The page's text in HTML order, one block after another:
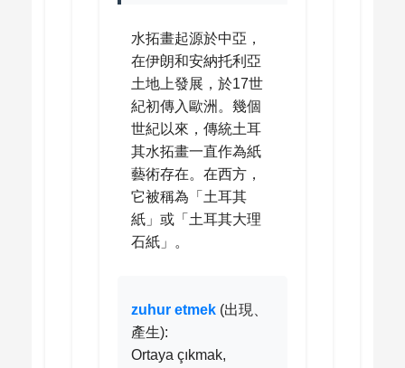
水拓畫起源於中亞，
在伊朗和安納托利亞
土地上發展，於17世
紀初傳入歐洲。幾個
世紀以來，傳統土耳
其水拓畫一直作為紙
藝術存在。在西方，
它被稱為「土耳其
紙」或「土耳其大理
石紙」。
zuhur etmek (出現、
產生):
Ortaya çıkmak,